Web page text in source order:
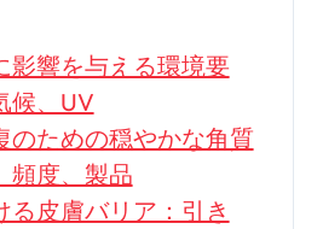
影響を与える環境要
候、UV
のための穏やかな角質
頻度、製品
る皮膚バリア：引き